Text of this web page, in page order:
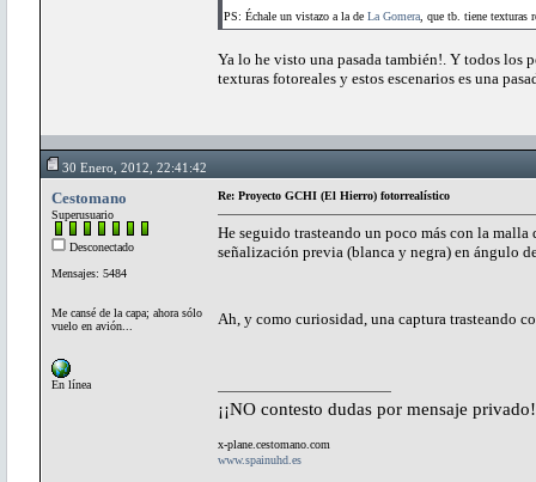
PS: Échale un vistazo a la de La Gomera , que tb. tiene texturas
Ya lo he visto una pasada también!. Y todos los
texturas fotoreales y estos escenarios es una
30 Enero, 2012, 22:41:42
Cestomano
Superusuario
Desconectado
Mensajes: 5484
Me cansé de la capa; ahora sólo
vuelo en avión...
En línea
Re: Proyecto GCHI (El Hierro) fotorrealístico
He seguido trasteando un poco más con la
señalización previa (blanca y negra) en ángulo
Ah, y como curiosidad, una captura trasteando
¡¡NO contesto dudas por mensaje
x-plane.cestomano.com
www.spainuhd.es